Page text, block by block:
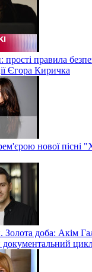
правила
Єгора Киричка
нової пісні
Золота доба: Акім
документальний